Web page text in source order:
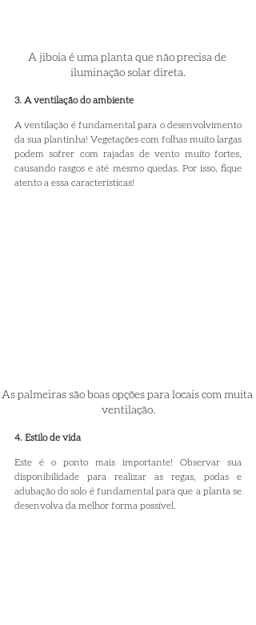
A jiboia é uma planta que não precisa de
iluminação solar direta.
3. A ventilação do ambiente
A ventilação é fundamental para o desenvolvimento
da sua plantinha! Vegetações com folhas muito largas
podem sofrer com rajadas de vento muito fortes,
causando rasgos e até mesmo quedas. Por isso, fique
atento a essa características!
As palmeiras são boas opções para locais com muita
ventilação.
4. Estilo de vida
Este é o ponto mais importante! Observar sua
disponibilidade para realizar as regas, podas e
adubação do solo é fundamental para que a planta se
desenvolva da melhor forma possível.